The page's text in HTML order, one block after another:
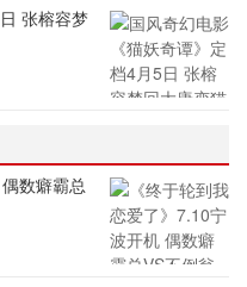
张榕容梦
数癖霸总